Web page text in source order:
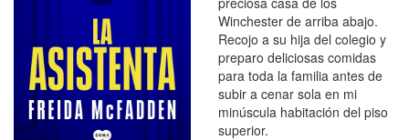
Winchester de arriba abajo.
Recojo a su hija del colegio y
preparo deliciosas comidas
para toda la familia antes de
subir a cenar sola en mi
minúscula habitación del piso
superior.